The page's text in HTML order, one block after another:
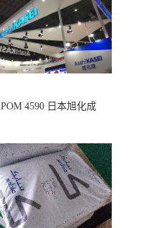
POM 4590 日本旭化成